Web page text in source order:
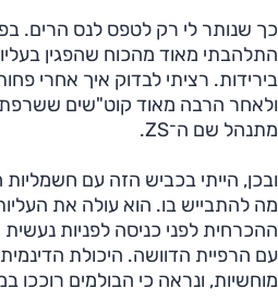
כך שנותר לי רק לטפס לנס הרים.
התלהבתי מאוד מהכוח שהפגין
בירידות. רציתי לבדוק איך אחרי
ולאחר הרבה מאוד קוט"שים
מתנהל שם ה־ZS.
מה להתבייש בו. הוא עולה את העליות
ההכרחית לפני כניסה לפניות נעשית
עם הרפיית הדוושה. היכולת הדינמית
מוחשיות, ונראה כי הבולמים רוככו